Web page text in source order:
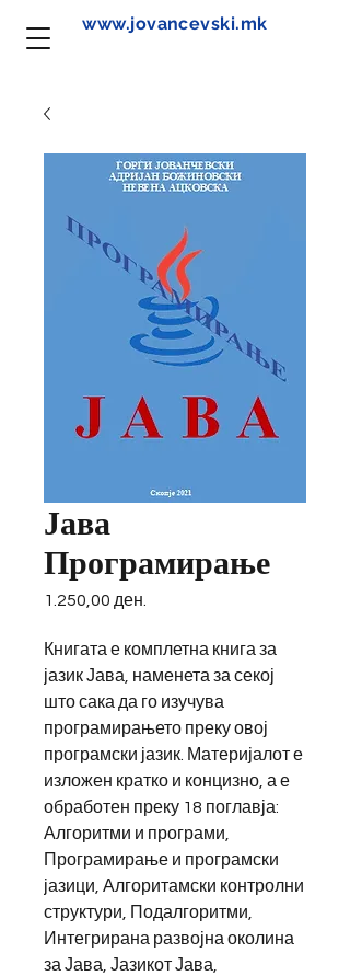
www.jovancevski.mk
Јава
Програмирање
1.250,00 ден.
Книгата е комплетна книга за
јазик Јава, наменета за секој
што сака да го изучува
програмирањето преку овој
програмски јазик. Материјалот е
изложен кратко и концизно, а е
обработен преку 18 поглавја:
Алгоритми и програми,
Програмирање и програмски
јазици, Алгоритамски контролни
структури, Подалгоритми,
Интегрирана развојна околина
за Јава, Јазикот Јава,